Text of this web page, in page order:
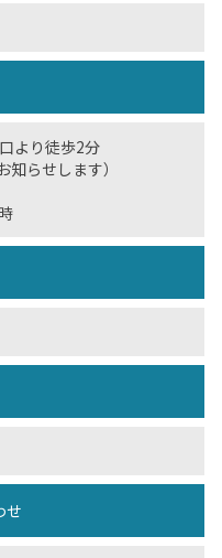
より徒歩2分
知らせします）
せ